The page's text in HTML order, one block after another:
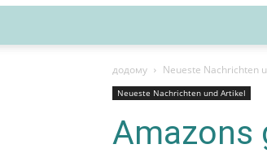
додому Neueste Nachrichten
Neueste Nachrichten und Artikel
Amazons